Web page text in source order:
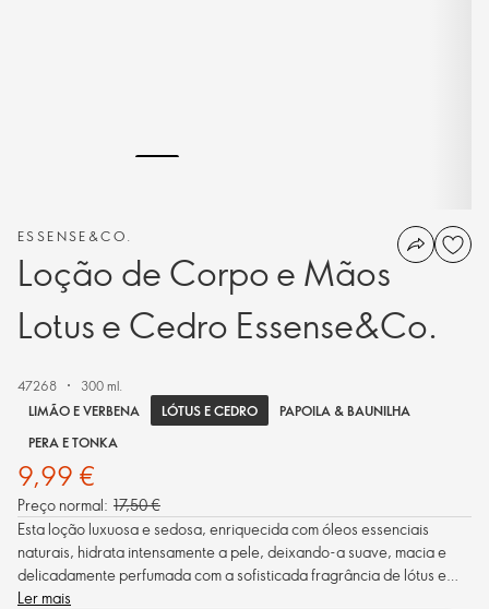
ESSENSE&CO.
Loção de Corpo e Mãos
Lotus e Cedro Essense&Co.
47268
300 ml.
LIMÃO E VERBENA
LÓTUS E CEDRO
PAPOILA & BAUNILHA
PERA E TONKA
9,99 €
Preço normal: 17,50 €
Esta loção luxuosa e sedosa, enriquecida com óleos essenciais
naturais, hidrata intensamente a pele, deixando-a suave, macia e
delicadamente perfumada com a sofisticada fragrância de lótus e
cedro.
Ler mais